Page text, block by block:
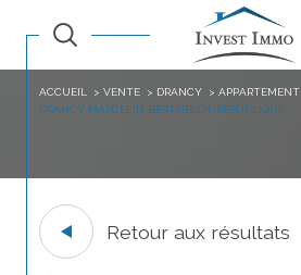
ACCUEIL VENTE DRANCY APPARTEMENT
DRANCY MARCELIN BERTHELOT REPUBLIQUE
Retour aux résultats